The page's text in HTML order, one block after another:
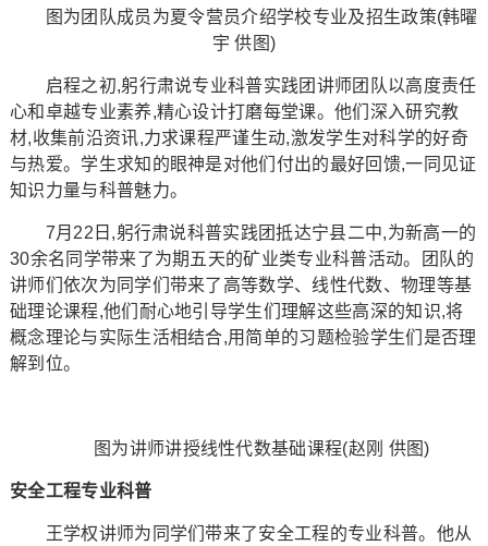
图为团队成员为夏令营员介绍学校专业及招生政策(韩曜
宇 供图)
启程之初,躬行肃说专业科普实践团讲师团队以高度责任
心和卓越专业素养,精心设计打磨每堂课。他们深入研究教
材,收集前沿资讯,力求课程严谨生动,激发学生对科学的好奇
与热爱。学生求知的眼神是对他们付出的最好回馈,一同见证
知识力量与科普魅力。
7月22日,躬行肃说科普实践团抵达宁县二中,为新高一的
30余名同学带来了为期五天的矿业类专业科普活动。团队的
讲师们依次为同学们带来了高等数学、线性代数、物理等基
础理论课程,他们耐心地引导学生们理解这些高深的知识,将
概念理论与实际生活相结合,用简单的习题检验学生们是否理
解到位。
图为讲师讲授线性代数基础课程(赵刚 供图)
安全工程专业科普
王学权讲师为同学们带来了安全工程的专业科普。他从